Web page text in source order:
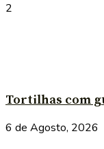
2
Tortilhas com
6 de Agosto, 2026